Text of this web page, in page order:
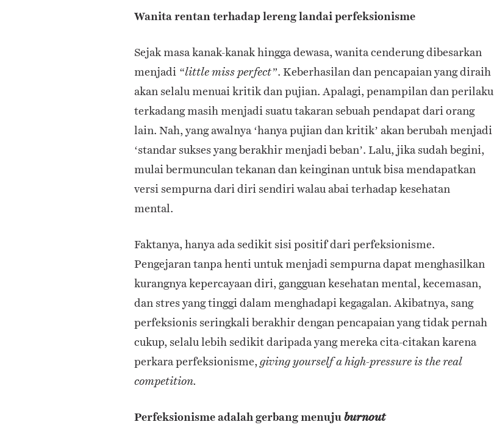
Wanita rentan terhadap lereng landai perfeksionisme
Sejak masa kanak-kanak hingga dewasa, wanita cenderung dibesarkan
menjadi “little miss perfect”. Keberhasilan dan pencapaian yang diraih
akan selalu menuai kritik dan pujian. Apalagi, penampilan dan perilaku
terkadang masih menjadi suatu takaran sebuah pendapat dari orang
lain. Nah, yang awalnya ‘hanya pujian dan kritik’ akan berubah menjadi
‘standar sukses yang berakhir menjadi beban’. Lalu, jika sudah begini,
mulai bermunculan tekanan dan keinginan untuk bisa mendapatkan
versi sempurna dari diri sendiri walau abai terhadap kesehatan
mental.
Faktanya, hanya ada sedikit sisi positif dari perfeksionisme.
Pengejaran tanpa henti untuk menjadi sempurna dapat menghasilkan
kurangnya kepercayaan diri, gangguan kesehatan mental, kecemasan,
dan stres yang tinggi dalam menghadapi kegagalan. Akibatnya, sang
perfeksionis seringkali berakhir dengan pencapaian yang tidak pernah
cukup, selalu lebih sedikit daripada yang mereka cita-citakan karena
perkara perfeksionisme, giving yourself a high-pressure is the real
competition.
Perfeksionisme adalah gerbang menujuburnout